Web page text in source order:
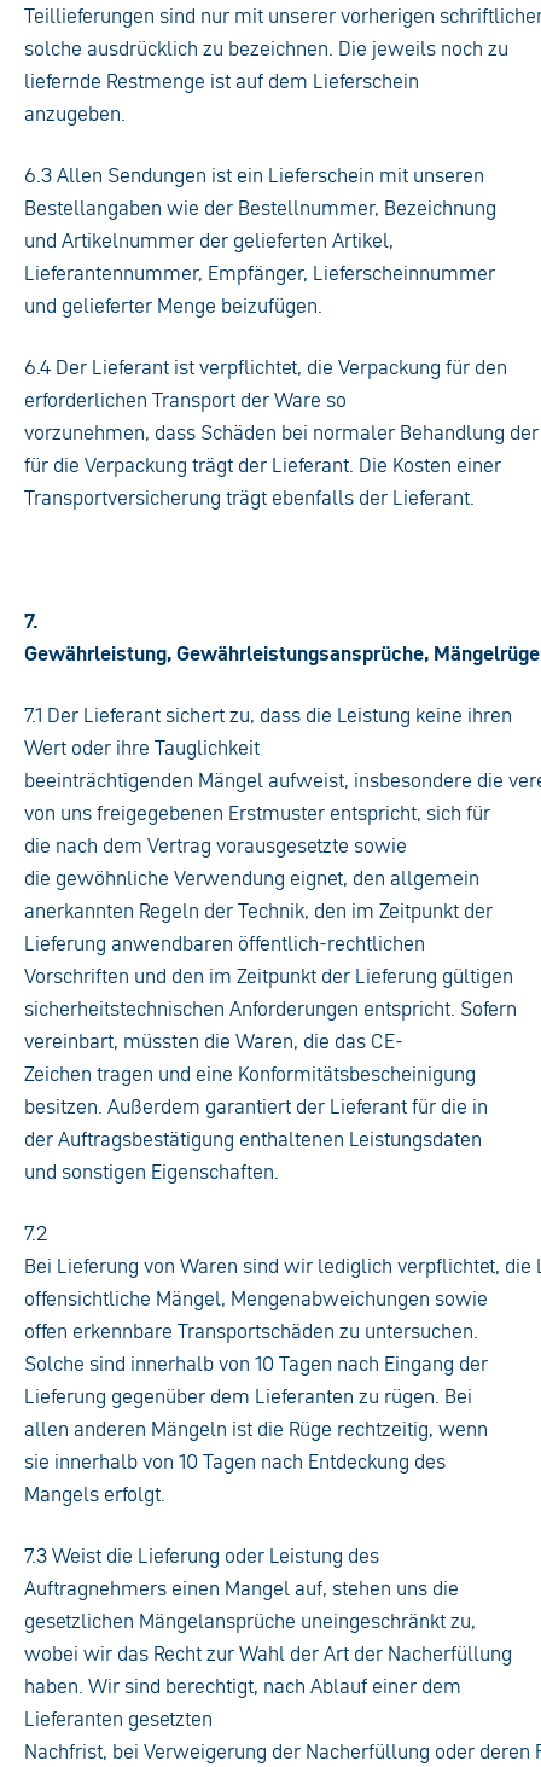
Teillieferungen sind nur mit unserer vorherigen
solche ausdrücklich zu bezeichnen. Die jeweils noch zu
liefernde Restmenge ist auf dem Lieferschein
anzugeben.
6.3 Allen Sendungen ist ein Lieferschein mit unseren
Bestellangaben wie der Bestellnummer, Bezeichnung
und Artikelnummer der gelieferten Artikel,
Lieferantennummer, Empfänger, Lieferscheinnummer
und gelieferter Menge beizufügen.
6.4 Der Lieferant ist verpflichtet, die Verpackung für den
erforderlichen Transport der Ware so
vorzunehmen, dass Schäden bei normaler Behandlung
für die Verpackung trägt der Lieferant. Die Kosten einer
Transportversicherung trägt ebenfalls der Lieferant.
7.
Gewährleistung, Gewährleistungsansprüche, Mängelrüge
7.1 Der Lieferant sichert zu, dass die Leistung keine ihren
Wert oder ihre Tauglichkeit
beeinträchtigenden Mängel aufweist, insbesondere die
von uns freigegebenen Erstmuster entspricht, sich für
die nach dem Vertrag vorausgesetzte sowie
die gewöhnliche Verwendung eignet, den allgemein
anerkannten Regeln der Technik, den im Zeitpunkt der
Lieferung anwendbaren öffentlich-rechtlichen
Vorschriften und den im Zeitpunkt der Lieferung gültigen
sicherheitstechnischen Anforderungen entspricht. Sofern
vereinbart, müssten die Waren, die das CE-
Zeichen tragen und eine Konformitätsbescheinigung
besitzen. Außerdem garantiert der Lieferant für die in
der Auftragsbestätigung enthaltenen Leistungsdaten
und sonstigen Eigenschaften.
7.2
Bei Lieferung von Waren sind wir lediglich verpflichtet, die
offensichtliche Mängel, Mengenabweichungen sowie
offen erkennbare Transportschäden zu untersuchen.
Solche sind innerhalb von 10 Tagen nach Eingang der
Lieferung gegenüber dem Lieferanten zu rügen. Bei
allen anderen Mängeln ist die Rüge rechtzeitig, wenn
sie innerhalb von 10 Tagen nach Entdeckung des
Mangels erfolgt.
7.3 Weist die Lieferung oder Leistung des
Auftragnehmers einen Mangel auf, stehen uns die
gesetzlichen Mängelansprüche uneingeschränkt zu,
wobei wir das Recht zur Wahl der Art der Nacherfüllung
haben. Wir sind berechtigt, nach Ablauf einer dem
Lieferanten gesetzten
Nachfrist, bei Verweigerung der Nacherfüllung oder